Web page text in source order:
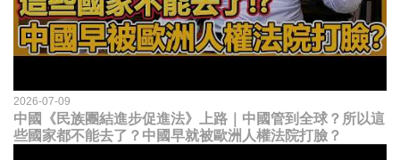
2026-07-09
中國《民族團結進步促進法》上路｜中國管到全球？所以這
些國家都不能去了？中國早就被歐洲人權法院打臉？